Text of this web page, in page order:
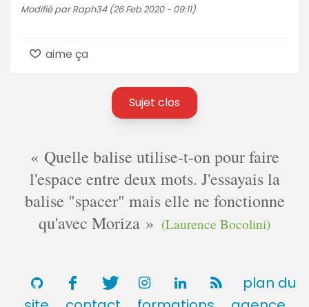
Modifié par Raph34 (26 Feb 2020 - 09:11)
aime ça
Sujet clos
Quelle balise utilise-t-on pour faire
l'espace entre deux mots. J'essayais la
balise "spacer" mais elle ne fonctionne
qu'avec Moriza
(Laurence Bocolini)
plan du